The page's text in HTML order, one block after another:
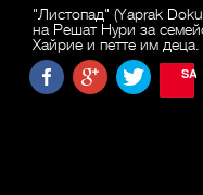
"Листопад" (Yaprak
на Решат Нури за
Хайрие и петте им деца.